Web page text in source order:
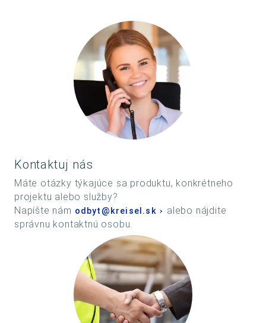
Kontaktuj nás
Máte otázky týkajúce sa produktu, konkrétneho
projektu alebo služby?
Napíšte nám odbyt@kreisel.sk
alebo nájdite
správnu kontaktnú osobu.